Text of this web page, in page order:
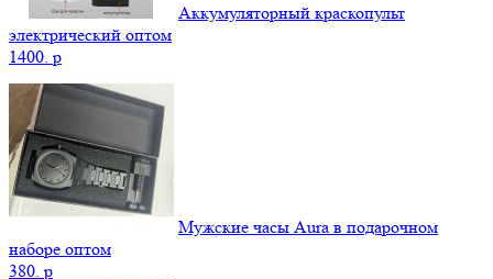
Аккумуляторный краскопульт
электрический оптом
1400. p
Мужские часы Aura в подарочном
наборе оптом
380. p